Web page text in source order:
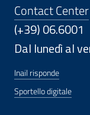
Contact Center
(+39) 06.6001
Dal lunedì al
Inail risponde
Sportello digitale